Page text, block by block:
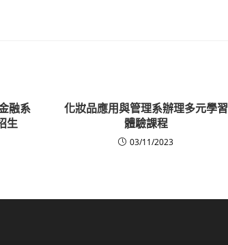
融系
生
化妝品應用與管理系辦理多元學習
體驗課程
03/11/2023